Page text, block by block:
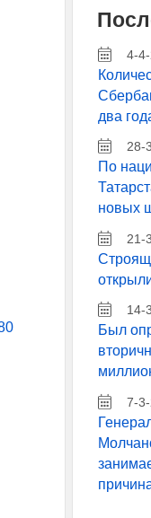
4-
два
28-
По
новых
21-
14-
Был
7-